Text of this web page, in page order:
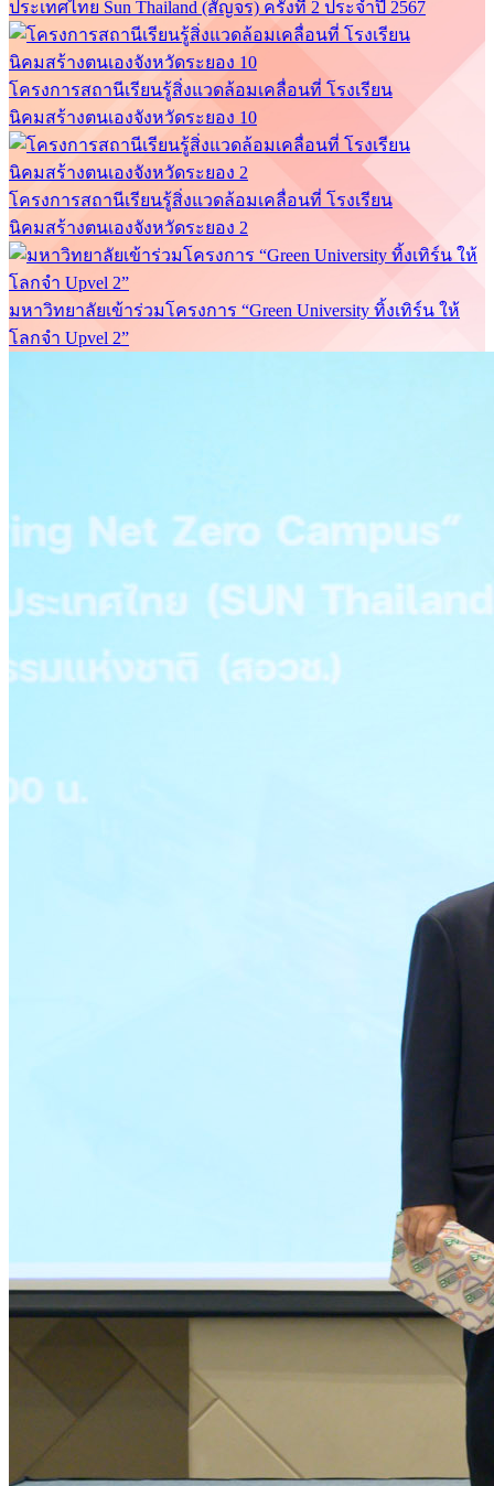
ประเทศไทย Sun Thailand (สัญจร) ครั้งที่ 2 ประจำปี 2567
โครงการสถานีเรียนรู้สิ่งแวดล้อมเคลื่อนที่ โรงเรียน
นิคมสร้างตนเองจังหวัดระยอง 10
โครงการสถานีเรียนรู้สิ่งแวดล้อมเคลื่อนที่ โรงเรียน
นิคมสร้างตนเองจังหวัดระยอง 2
มหาวิทยาลัยเข้าร่วมโครงการ “Green University ทิ้งเทิร์น ให้
โลกจำ Upvel 2”